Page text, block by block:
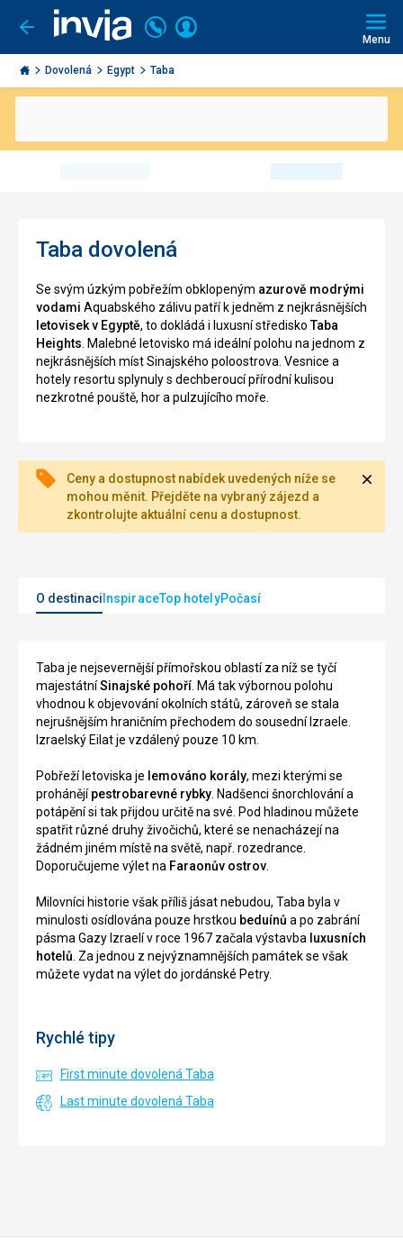
Jít
zpět
Invia.cz
Volejte
226
000
290
Přihlásit
Menu
Dovolená Egypt Taba
Taba dovolená
Se svým úzkým pobřežím obklopeným azurově modrými
vodami Aquabského zálivu patří k jedněm z nejkrásnějších
letovisek v Egyptě, to dokládá i luxusní střediskoTaba
Heights . Malebné letovisko má ideální polohu na jednom z
nejkrásnějších míst Sinajského poloostrova. Vesnice a
hotely resortu splynuly s dechberoucí přírodní kulisou
nezkrotné pouště, hor a pulzujícího moře.
Ceny a dostupnost nabídek uvedených níže se
mohou měnit. Přejděte na vybraný zájezd a
zkontrolujte aktuální cenu a dostupnost.
O destinaci InspiraceTop hotelyPočasí
Taba je nejsevernější přímořskou oblastí za níž se tyčí
majestátníSinajské pohoří . Má tak výbornou polohu
vhodnou k objevování okolních států, zároveň se stala
nejrušnějším hraničním přechodem do sousední Izraele.
Izraelský Eilat je vzdálený pouze 10 km.
Pobřeží letoviska je lemováno korály, mezi kterými se
prohánějípestrobarevné rybky . Nadšenci šnorchlování a
potápění si tak přijdou určitě na své. Pod hladinou můžete
spatřit různé druhy živočichů, které se nenacházejí na
žádném jiném místě na světě, např. rozedrance.
Doporučujeme výlet na Faraonův ostrov
Milovníci historie však příliš jásat nebudou, Taba byla v
minulosti osídlována pouze hrstkou beduínů a po zabrání
pásma Gazy Izraelí v roce 1967 začala výstavba luxusních
hotelů . Za jednou z nejvýznamnějších památek se však
můžete vydat na výlet do jordánské Petry.
Rychlé tipy
First minute dovolená Taba
Last minute dovolená Taba